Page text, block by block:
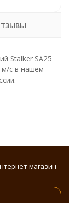
Stalker SA25
м/с в нашем
магазин